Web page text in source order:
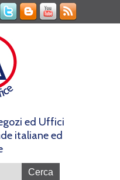
ed Uffici
italiane ed